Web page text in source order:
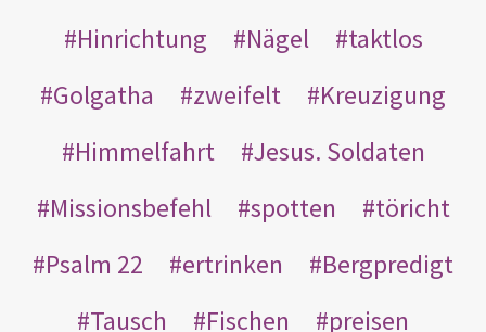
Hinrichtung
Nägel
taktlos
Golgatha
zweifelt
Kreuzigung
Himmelfahrt
Jesus. Soldaten
Missionsbefehl
spotten
töricht
Psalm 22
ertrinken
Bergpredigt
Tausch
Fischen
preisen